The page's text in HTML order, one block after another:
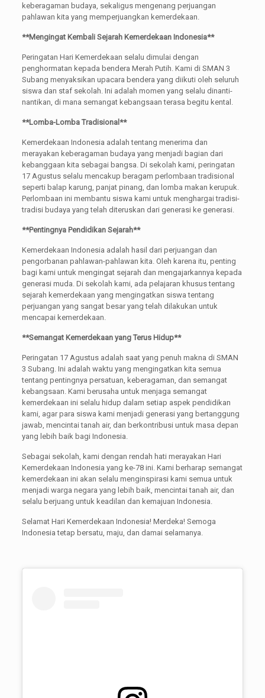
keberagaman budaya, sekaligus mengenang perjuangan
pahlawan kita yang memperjuangkan kemerdekaan.
**Mengingat Kembali Sejarah Kemerdekaan Indonesia**
Peringatan Hari Kemerdekaan selalu dimulai dengan
penghormatan kepada bendera Merah Putih. Kami di SMAN 3
Subang menyaksikan upacara bendera yang diikuti oleh seluruh
siswa dan staf sekolah. Ini adalah momen yang selalu dinanti-
nantikan, di mana semangat kebangsaan terasa begitu kental.
**Lomba-Lomba Tradisional**
Kemerdekaan Indonesia adalah tentang menerima dan
merayakan keberagaman budaya yang menjadi bagian dari
kebanggaan kita sebagai bangsa. Di sekolah kami, peringatan
17 Agustus selalu mencakup beragam perlombaan tradisional
seperti balap karung, panjat pinang, dan lomba makan kerupuk.
Perlombaan ini membantu siswa kami untuk menghargai tradisi-
tradisi budaya yang telah diteruskan dari generasi ke generasi.
**Pentingnya Pendidikan Sejarah**
Kemerdekaan Indonesia adalah hasil dari perjuangan dan
pengorbanan pahlawan-pahlawan kita. Oleh karena itu, penting
bagi kami untuk mengingat sejarah dan mengajarkannya kepada
generasi muda. Di sekolah kami, ada pelajaran khusus tentang
sejarah kemerdekaan yang mengingatkan siswa tentang
perjuangan yang sangat besar yang telah dilakukan untuk
mencapai kemerdekaan.
**Semangat Kemerdekaan yang Terus Hidup**
Peringatan 17 Agustus adalah saat yang penuh makna di SMAN
3 Subang. Ini adalah waktu yang mengingatkan kita semua
tentang pentingnya persatuan, keberagaman, dan semangat
kebangsaan. Kami berusaha untuk menjaga semangat
kemerdekaan ini selalu hidup dalam setiap aspek pendidikan
kami, agar para siswa kami menjadi generasi yang bertanggung
jawab, mencintai tanah air, dan berkontribusi untuk masa depan
yang lebih baik bagi Indonesia.
Sebagai sekolah, kami dengan rendah hati merayakan Hari
Kemerdekaan Indonesia yang ke-78 ini. Kami berharap semangat
kemerdekaan ini akan selalu menginspirasi kami semua untuk
menjadi warga negara yang lebih baik, mencintai tanah air, dan
selalu berjuang untuk keadilan dan kemajuan Indonesia.
Selamat Hari Kemerdekaan Indonesia! Merdeka! Semoga
Indonesia tetap bersatu, maju, dan damai selamanya.